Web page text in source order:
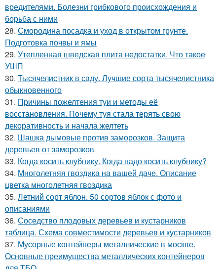
вредителями. Болезни грибкового происхождения и
борьба с ними
28. Смородина посадка и уход в открытом грунте.
Подготовка почвы и ямы
29. Утепленная шведская плита недостатки. Что такое
УШП
30. Тысячелистник в саду. Лучшие сорта тысячелистника
обыкновенного
31. Причины пожелтения туи и методы её
восстановления. Почему туя стала терять свою
декоративность и начала желтеть
32. Шашка дымовые против заморозков. Защита
деревьев от заморозков
33. Когда косить клубнику. Когда надо косить клубнику?
34. Многолетняя гвоздика на вашей даче. Описание
цветка многолетняя гвоздика
35. Летний сорт яблон. 50 сортов яблок с фото и
описаниями
36. Соседство плодовых деревьев и кустарников
таблица. Схема совместимости деревьев и кустарников
37. Мусорные контейнеры металлические в москве.
Основные преимущества металлических контейнеров